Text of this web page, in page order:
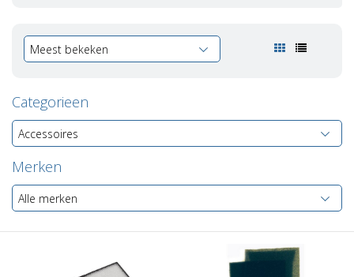
Meest bekeken
Categorieen
Accessoires
Merken
Alle merken